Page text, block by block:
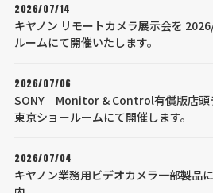
2026/07/14
キヤノン リモートカメラ展示会を
ルームにて開催いたします。
2026/07/06
SONY Monitor & Control有償版店頭
東京ショールームにて開催します。
2026/07/04
キヤノン業務用ビデオカメラ一部製品